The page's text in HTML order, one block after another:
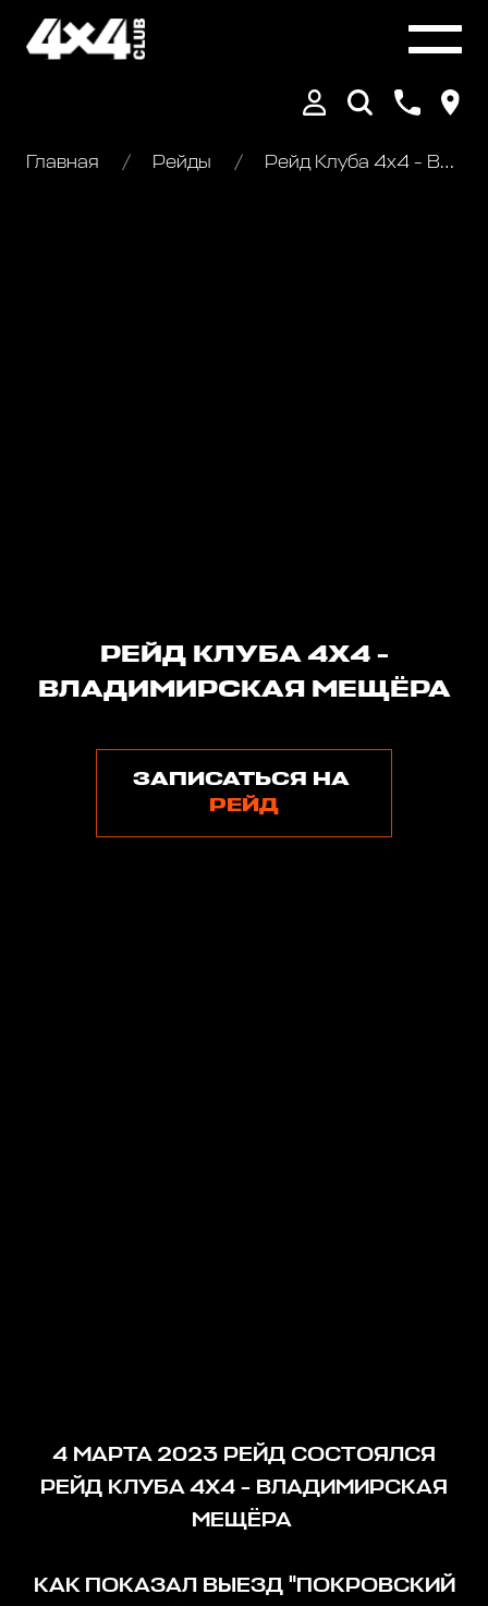
Главная Рейды Рейд Клуба 4х4 - Владимирская Мещёра
РЕЙД КЛУБА 4Х4 -
ВЛАДИМИРСКАЯ МЕЩЁРА
ЗАПИСАТЬСЯ НА
РЕЙД
4 МАРТА 2023 РЕЙД СОСТОЯЛСЯ
РЕЙД КЛУБА 4Х4 - ВЛАДИМИРСКАЯ
МЕЩЁРА
КАК ПОКАЗАЛ ВЫЕЗД "ПОКРОВСКИЙ